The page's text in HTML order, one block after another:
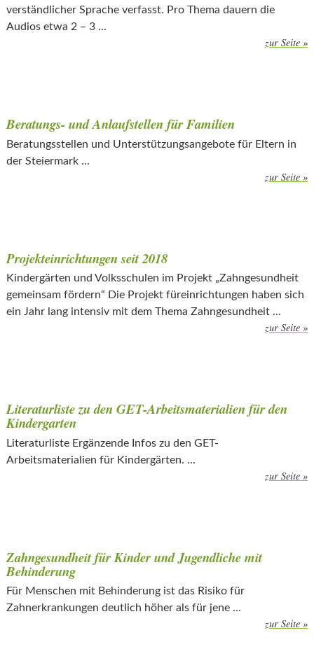
verständlicher Sprache verfasst. Pro Thema dauern die
Audios etwa 2 – 3 ...
zur Seite »
Beratungs- und Anlaufstellen für Familien
Beratungsstellen und Unterstützungsangebote für Eltern in
der Steiermark ...
zur Seite »
Projekteinrichtungen seit 2018
Kindergärten und Volksschulen im Projekt „Zahngesundheit
gemeinsam fördern“ Die Projekt füreinrichtungen haben sich
ein Jahr lang intensiv mit dem Thema Zahngesundheit ...
zur Seite »
Literaturliste zu den GET-Arbeitsmaterialien für den
Kindergarten
Literaturliste Ergänzende Infos zu den GET-
Arbeitsmaterialien für Kindergärten. ...
zur Seite »
Zahngesundheit für Kinder und Jugendliche mit
Behinderung
Für Menschen mit Behinderung ist das Risiko für
Zahnerkrankungen deutlich höher als für jene ...
zur Seite »